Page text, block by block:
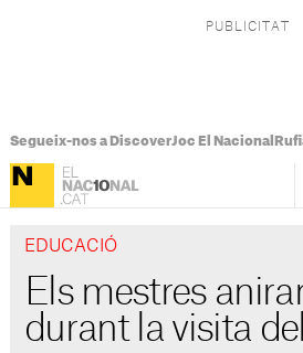
Segueix-nos a DiscoverJoc El Nacional
EDUCACIÓ
Els mestres
durant la visita